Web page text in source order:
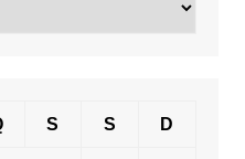
S S D